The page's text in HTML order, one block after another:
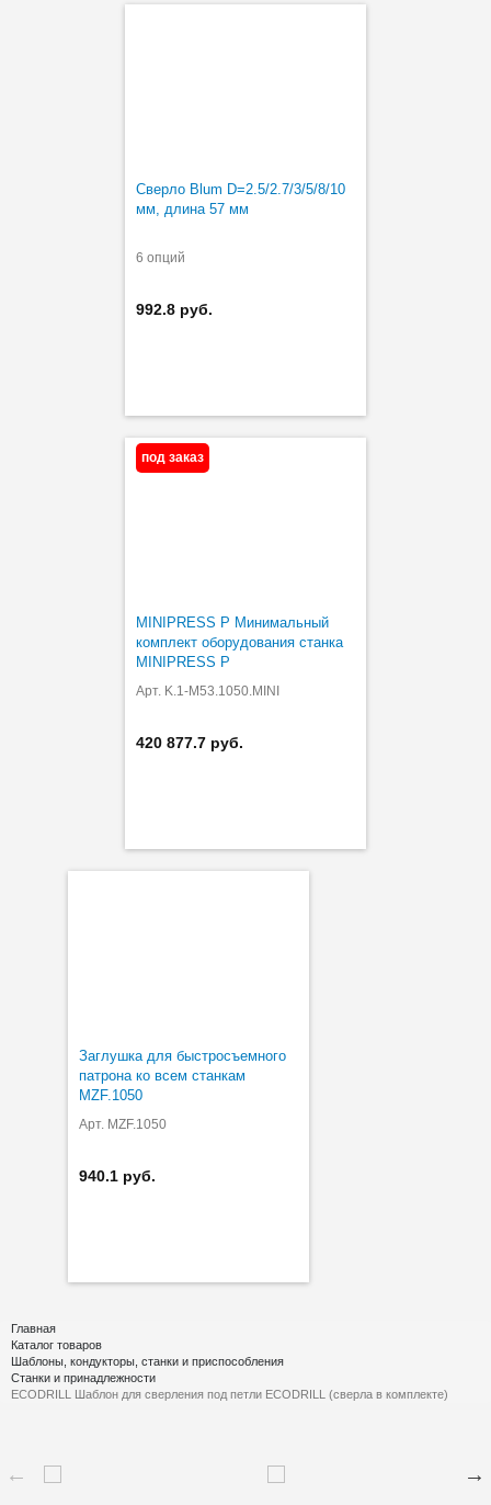
Сверло Blum D=2.5/2.7/3/5/8/10
мм, длина 57 мм
6 опций
992.8 руб.
под заказ
MINIPRESS P Минимальный
комплект оборудования станка
MINIPRESS P
Арт. K.1-M53.1050.MINI
420 877.7 руб.
Заглушка для быстросъемного
патрона ко всем станкам
MZF.1050
Арт. MZF.1050
940.1 руб.
Главная
Каталог товаров
Шаблоны, кондукторы, станки и приспособления
Станки и принадлежности
ECODRILL Шаблон для сверления под петли ECODRILL (сверла в комплекте)